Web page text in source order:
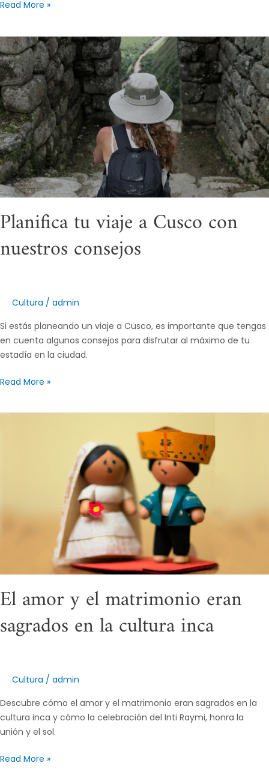
Read More »
Planifica tu viaje a Cusco con
nuestros consejos
Cultura / admin
Si estás planeando un viaje a Cusco, es importante que tengas
en cuenta algunos consejos para disfrutar al máximo de tu
estadía en la ciudad.
Planifica
tu
viaje
a
Cusco
con
nuestros
consejos
Read More »
El amor y el matrimonio eran
sagrados en la cultura inca
Cultura / admin
Descubre cómo el amor y el matrimonio eran sagrados en la
cultura inca y cómo la celebración del Inti Raymi, honra la
unión y el sol.
Read More »